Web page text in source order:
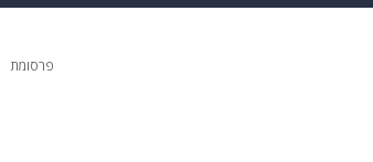
פרסומת